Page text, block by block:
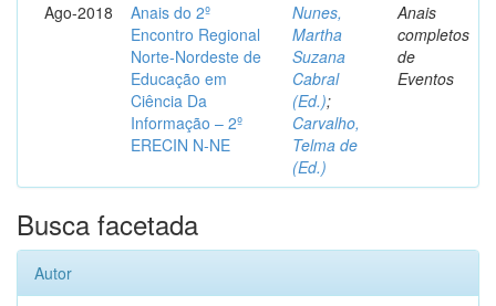
Ago-2018
Anais do 2º
Encontro Regional
Norte-Nordeste de
Educação em
Ciência Da
Informação – 2º
ERECIN N-NE
Nunes,
Martha
Suzana
Cabral
(Ed.);
Carvalho,
Telma de
(Ed.)
Anais
completos
de
Eventos
Busca facetada
Autor